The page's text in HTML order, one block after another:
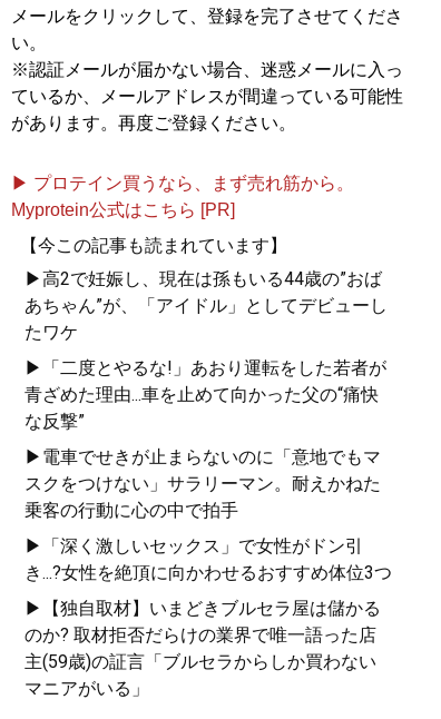
メールをクリックして、登録を完了させてくださ
い。
※認証メールが届かない場合、迷惑メールに入っ
ているか、メールアドレスが間違っている可能性
があります。再度ご登録ください。
▶ プロテイン買うなら、まず売れ筋から。
Myprotein公式はこちら [PR]
【今この記事も読まれています】
▶高2で妊娠し、現在は孫もいる44歳の”おば
あちゃん”が、「アイドル」としてデビューし
たワケ
▶「二度とやるな!」あおり運転をした若者が
青ざめた理由...車を止めて向かった父の“痛快
な反撃”
▶電車でせきが止まらないのに「意地でもマ
スクをつけない」サラリーマン。耐えかねた
乗客の行動に心の中で拍手
▶「深く激しいセックス」で女性がドン引
き...?女性を絶頂に向かわせるおすすめ体位3つ
▶【独自取材】いまどきブルセラ屋は儲かる
のか? 取材拒否だらけの業界で唯一語った店
主(59歳)の証言「ブルセラからしか買わない
マニアがいる」